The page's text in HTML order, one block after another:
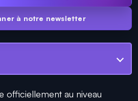
à notre newsletter
officiellement au niveau